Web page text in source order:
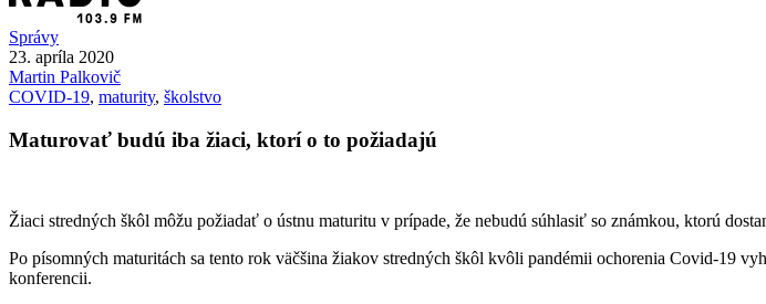
Správy
23. apríla 2020
Martin Palkovič
COVID-19, maturity, školstvo
Maturovať budú iba žiaci, ktorí o to požiadajú
Žiaci stredných škôl môžu požiadať o ústnu maturitu v prípade, že nebudú súhlasiť so známkou, ktorú
Po písomných maturitách sa tento rok väčšina žiakov stredných škôl kvôli pandémii ochorenia Covid-19
konferencii.